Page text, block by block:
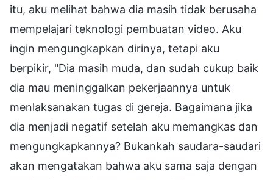
itu, aku melihat bahwa dia masih tidak berusaha
mempelajari teknologi pembuatan video. Aku
ingin mengungkapkan dirinya, tetapi aku
berpikir, "Dia masih muda, dan sudah cukup baik
dia mau meninggalkan pekerjaannya untuk
menlaksanakan tugas di gereja. Bagaimana jika
dia menjadi negatif setelah aku memangkas dan
mengungkapkannya? Bukankah saudara-saudari
akan mengatakan bahwa aku sama saja dengan